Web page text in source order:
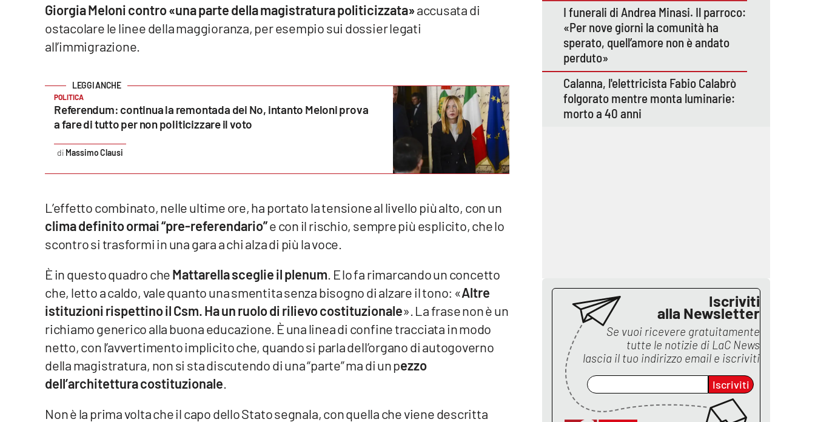
Reggio Calabria
Lamezia Terme
Buona Sanità Calabria
Calabriavisione
Destinazioni
Giorgia Meloni contro «una parte della magistratura politicizzata»accusata di
ostacolare le linee della maggioranza, per esempio sui dossier legati
all’immigrazione.
POLITICA
Referendum: continua la remontada dei No, intanto Meloni prova
a fare di tutto per non politicizzare il voto
Massimo Clausi
L’effetto combinato, nelle ultime ore, ha portato la tensione al livello più alto, con un
clima definito ormai “pre-referendario”e con il rischio, sempre più esplicito, che lo
scontro si trasformi in una gara a chi alza di più la voce.
È in questo quadro cheMattarella sceglie il plenum . E lo fa rimarcando un concetto
che, letto a caldo, vale quanto una smentita senza bisogno di alzare il tono: «Altre
istituzioni rispettino il Csm. Ha un ruolo di rilievo costituzionale». La frase non è un
richiamo generico alla buona educazione. È una linea di confine tracciata in modo
netto, con l’avvertimento implicito che, quando si parla dell’organo di autogoverno
della magistratura, non si sta discutendo di una “parte” ma di un pezzo
dell’architettura costituzionale
Non è la prima volta che il capo dello Stato segnala, con quella che viene descritta
I funerali di Andrea Minasi. Il parroco:
«Per nove giorni la comunità ha
sperato, quell’amore non è andato
perduto»
Calanna, l'elettricista Fabio Calabrò
folgorato mentre monta luminarie:
morto a 40 anni
Iscriviti
alla Newsletter
Se vuoi ricevere gratuitamente
tutte le notizie di LaC News
lascia il tuo indirizzo email e iscriviti
Iscriviti